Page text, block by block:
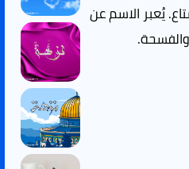
يُعبر الاسم عن